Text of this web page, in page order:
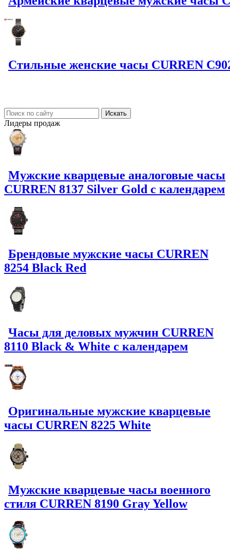
Стильные женские часы CURREN
Лидеры продаж
Мужские кварцевые аналоговые часы
CURREN 8137 Silver Gold с календарем
Брендовые мужские часы CURREN
8254 Black Red
Часы для деловых мужчин CURREN
8110 Black & White с календарем
Оригинальные мужские кварцевые
часы CURREN 8225 White
Мужские кварцевые часы военного
стиля CURREN 8190 Gray Yellow